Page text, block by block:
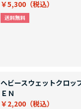
￥5,300
ヘビースウェットクロ
ＥＮ
￥2,200